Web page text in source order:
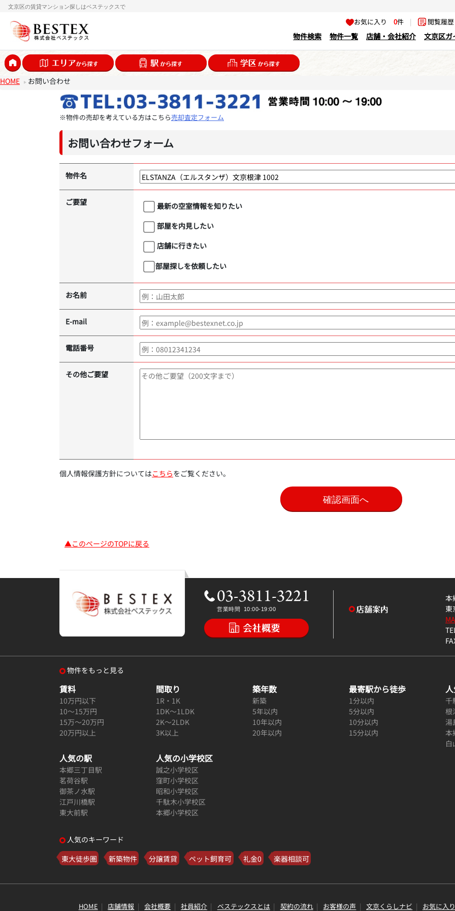
文京区の賃貸マンション探しはベステックスで
お気に入り0件 | 閲覧履
物件検索 物件一覧 店舗・会社紹介 文京区ガ
HOME お問い合わせ
※物件の売却を考えている方はこちら売却査定フォーム
お問い合わせフォーム
物件名
ご要望
最新の空室情報を知りたい
部屋を内見したい
店舗に行きたい
部屋探しを依頼したい
お名前
E-mail
電話番号
その他ご要望
個人情報保護方針についてはこちらをご覧ください。
▲このページのTOPに戻る
本
東
物件をもっと見る
賃料
10万円以下
10～15万円
15万～20万円
20万円以上
間取り
1R・1K
1DK～1LDK
2K～2LDK
3K以上
築年数
新築
5年以内
10年以内
20年以内
最寄駅から徒歩
1分以内
5分以内
10分以内
15分以内
千
根
湯
本
白
人気の駅
本郷三丁目駅
茗荷谷駅
御茶ノ水駅
江戸川橋駅
東大前駅
人気の小学校区
誠之小学校区
窪町小学校区
昭和小学校区
千駄木小学校区
本郷小学校区
人気のキーワード
東大徒歩圏
新築物件 分譲賃貸 ペット飼育可 礼金0 楽器相談可
HOME 店舗情報 会社概要 社員紹介 ベステックスとは 契約の流れ お客様の声 文京くらしナビ お気に入